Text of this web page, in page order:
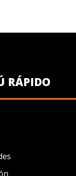
RÁPIDO